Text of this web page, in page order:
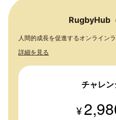
RugbyHub
人間的成長を促進するオンライン
詳細を見る
チャレ
¥